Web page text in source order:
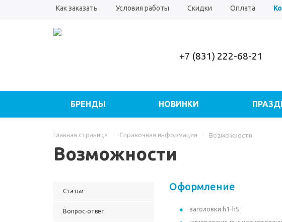
Как заказать Условия работы Скидки Оплата
+7 (831) 222-68-21
БРЕНДЫ НОВИНКИ
ИГРУШКИ ДЛЯ МАЛЫШЕЙ
ТРАНСПОРТНЫЕ ИГРУШКИ
Главная страница - Справочная информация - Возможности
Возможности
Статьи
Вопрос-ответ
Оформление
заголовки h1-h5